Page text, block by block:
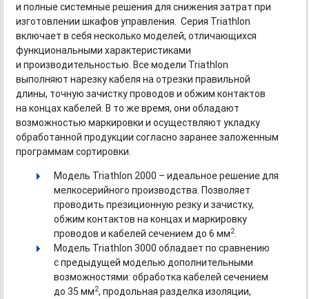
и полные системные решения для снижения затрат при
изготовлении шкафов управления. Серия Triathlon
включает в себя несколько моделей, отличающихся
функциональными характеристиками
и производительностью. Все модели Triathlon
выполняют нарезку кабеля на отрезки правильной
длины, точную зачистку проводов и обжим контактов
на концах кабелей. В то же время, они обладают
возможностью маркировки и осуществляют укладку
обработанной продукции согласно заранее заложенным
программам сортировки.
Модель Triathlon 2000 – идеальное решение для
мелкосерийного производства. Позволяет
проводить презиционную резку и зачистку,
обжим контактов на концах и маркировку
проводов и кабелей сечением до 6 мм2.
Модель Triathlon 3000 обладает по сравнению
с предыдущей моделью дополнительными
возможностями: обработка кабелей сечением
до 35 мм2, продольная разделка изоляции,